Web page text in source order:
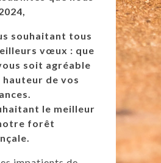
souhaitant tous
vœux : que
soit agréable
hauteur de vos
le meilleur
forêt